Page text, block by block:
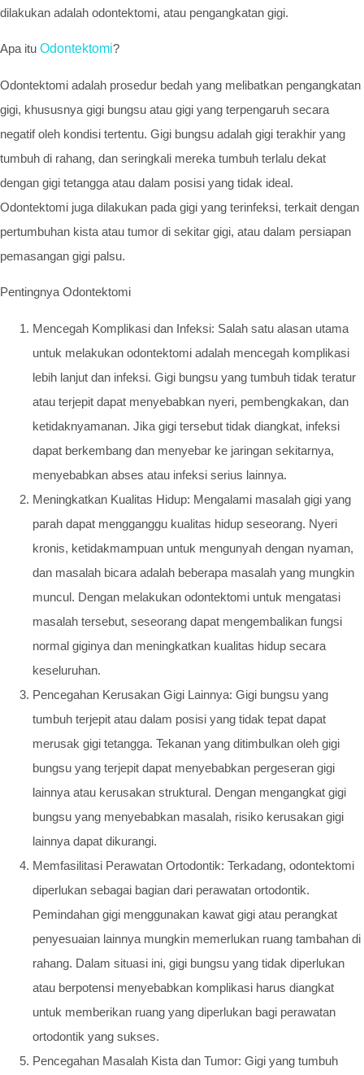
dilakukan adalah odontektomi, atau pengangkatan gigi.
Apa itu Odontektomi?
Odontektomi adalah prosedur bedah yang melibatkan pengangkatan
gigi, khususnya gigi bungsu atau gigi yang terpengaruh secara
negatif oleh kondisi tertentu. Gigi bungsu adalah gigi terakhir yang
tumbuh di rahang, dan seringkali mereka tumbuh terlalu dekat
dengan gigi tetangga atau dalam posisi yang tidak ideal.
Odontektomi juga dilakukan pada gigi yang terinfeksi, terkait dengan
pertumbuhan kista atau tumor di sekitar gigi, atau dalam persiapan
pemasangan gigi palsu.
Pentingnya Odontektomi
Mencegah Komplikasi dan Infeksi: Salah satu alasan utama
untuk melakukan odontektomi adalah mencegah komplikasi
lebih lanjut dan infeksi. Gigi bungsu yang tumbuh tidak teratur
atau terjepit dapat menyebabkan nyeri, pembengkakan, dan
ketidaknyamanan. Jika gigi tersebut tidak diangkat, infeksi
dapat berkembang dan menyebar ke jaringan sekitarnya,
menyebabkan abses atau infeksi serius lainnya.
Meningkatkan Kualitas Hidup: Mengalami masalah gigi yang
parah dapat mengganggu kualitas hidup seseorang. Nyeri
kronis, ketidakmampuan untuk mengunyah dengan nyaman,
dan masalah bicara adalah beberapa masalah yang mungkin
muncul. Dengan melakukan odontektomi untuk mengatasi
masalah tersebut, seseorang dapat mengembalikan fungsi
normal giginya dan meningkatkan kualitas hidup secara
keseluruhan.
Pencegahan Kerusakan Gigi Lainnya: Gigi bungsu yang
tumbuh terjepit atau dalam posisi yang tidak tepat dapat
merusak gigi tetangga. Tekanan yang ditimbulkan oleh gigi
bungsu yang terjepit dapat menyebabkan pergeseran gigi
lainnya atau kerusakan struktural. Dengan mengangkat gigi
bungsu yang menyebabkan masalah, risiko kerusakan gigi
lainnya dapat dikurangi.
Memfasilitasi Perawatan Ortodontik: Terkadang, odontektomi
diperlukan sebagai bagian dari perawatan ortodontik.
Pemindahan gigi menggunakan kawat gigi atau perangkat
penyesuaian lainnya mungkin memerlukan ruang tambahan di
rahang. Dalam situasi ini, gigi bungsu yang tidak diperlukan
atau berpotensi menyebabkan komplikasi harus diangkat
untuk memberikan ruang yang diperlukan bagi perawatan
ortodontik yang sukses.
Pencegahan Masalah Kista dan Tumor: Gigi yang tumbuh